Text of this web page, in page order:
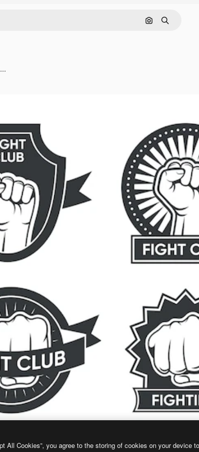
画像で検索
検索
ファイトクラブのロゴセット。腕と握りこぶし、メダル、リボンのビンテージモノクロエンブレム。ボクシングやキックボクシング、格闘技クラブラベルのベクトルイラスト集
All Cookies”, you agree to the storing of cookies on your device